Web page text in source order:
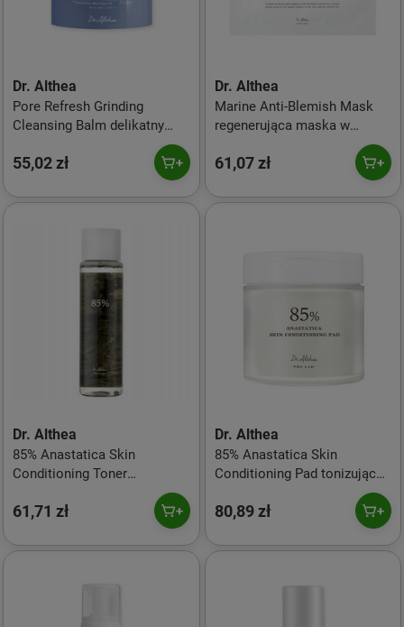
Dr. Althea
Pore Refresh Grinding
Cleansing Balm delikatny
balsam oczyszczający do
twarzy 50ml
55,02 zł
Dr. Althea
Marine Anti-Blemish Mask
regenerująca maska w
niedoskonałościom 5szt
61,07 zł
Dr. Althea
85% Anastatica Skin
Conditioning Toner
rewitalizujący tonik z 85%
ekstraktem z róży
61,71 zł
Dr. Althea
85% Anastatica Skin
Conditioning Pad tonizujące
ekstraktem z róży
80,89 zł